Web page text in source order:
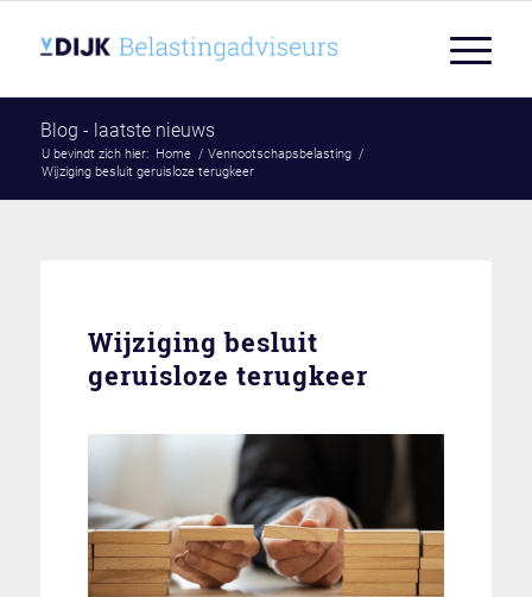
Blog - laatste nieuws
U bevindt zich hier: Home / Vennootschapsbelasting /
Wijziging besluit geruisloze terugkeer
Wijziging besluit
geruisloze terugkeer